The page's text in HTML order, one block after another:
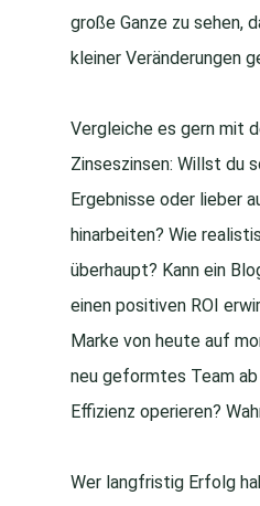
große Ganze zu sehen,
kleiner Veränderungen
Vergleiche es gern mit
Zinseszinsen: Willst du
Ergebnisse oder lieber
hinarbeiten? Wie
überhaupt? Kann ein
einen positiven ROI
Marke von heute auf
neu geformtes Team
Effizienz operieren?
Wer langfristig Erfolg